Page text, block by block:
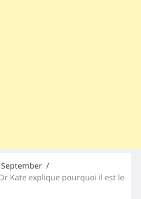
September
Kate explique pourquoi il est le